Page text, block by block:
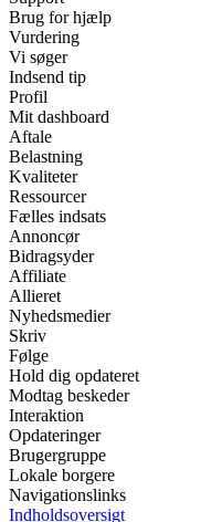
Brug for hjælp
Vurdering
Vi søger
Indsend tip
Profil
Mit dashboard
Aftale
Belastning
Kvaliteter
Ressourcer
Fælles indsats
Annoncør
Bidragsyder
Affiliate
Allieret
Nyhedsmedier
Skriv
Følge
Hold dig opdateret
Modtag beskeder
Interaktion
Opdateringer
Brugergruppe
Lokale borgere
Navigationslinks
Indholdsoversigt